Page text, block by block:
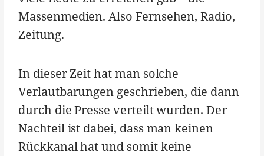
Massenmedien. Also Fernsehen, Radio,
Zeitung.
In dieser Zeit hat man solche
Verlautbarungen geschrieben, die dann
durch die Presse verteilt wurden. Der
Nachteil ist dabei, dass man keinen
Rückkanal hat und somit keine